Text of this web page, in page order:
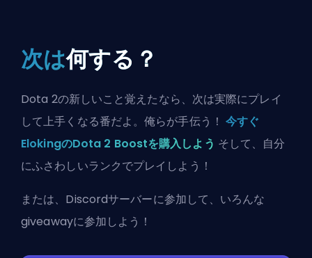
次は何する？
Dota 2の新しいこと覚えたなら、次は実際にプレイ
して上手くなる番だよ。俺らが手伝う！ 今すぐ
ElokingのDota 2 Boostを購入しよう そして、自分
にふさわしいランクでプレイしよう！
または、 Discordサーバーに参加して、いろんな
giveawayに参加しよう！